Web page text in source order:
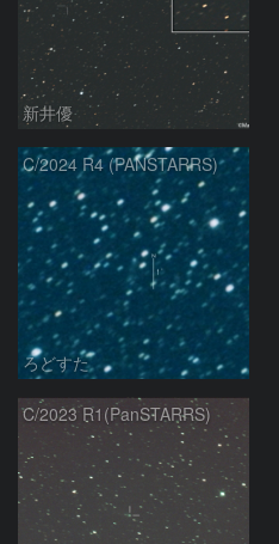
新井優
C/2024 R4 (PANSTARRS)
ろどすた
C/2023 R1(PanSTARRS)